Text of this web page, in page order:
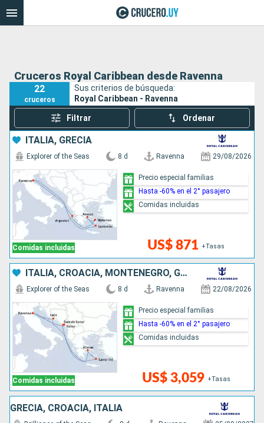
Cruceros Royal Caribbean desde Ravenna
22
cruceros
Sus criterios de búsqueda:
Royal Caribbean - Ravenna
Filtrar Ordenar
ITALIA, GRECIA
Comidas incluidas
Explorer of the Seas 8 d Ravenna 29/08/2026
US$ 871 +Tasas
Precio especial familias
Hasta -60% en el 2° pasajero
Comidas incluidas
ITALIA, CROACIA, MONTENEGRO, GRECIA
Comidas incluidas
Explorer of the Seas 8 d Ravenna 22/08/2026
US$ 3,059 +Tasas
Precio especial familias
Hasta -60% en el 2° pasajero
Comidas incluidas
GRECIA, CROACIA, ITALIA